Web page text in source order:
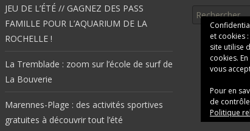
JEU DE L’ÉTÉ // GAGNEZ DES PASS
FAMILLE POUR L’AQUARIUM DE LA
ROCHELLE !
La Tremblade : zoom sur l’école de surf de
La Bouverie
Marennes-Plage : des activités sportives
gratuites à découvrir tout l’été
et cookies :
site utilise
cookies.
vous
Pour en
de
Politique